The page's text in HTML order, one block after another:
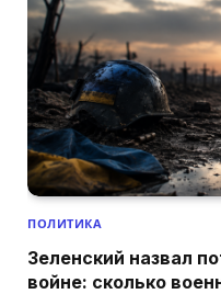
ПОЛИТИКА
Зеленский назвал
войне: сколько